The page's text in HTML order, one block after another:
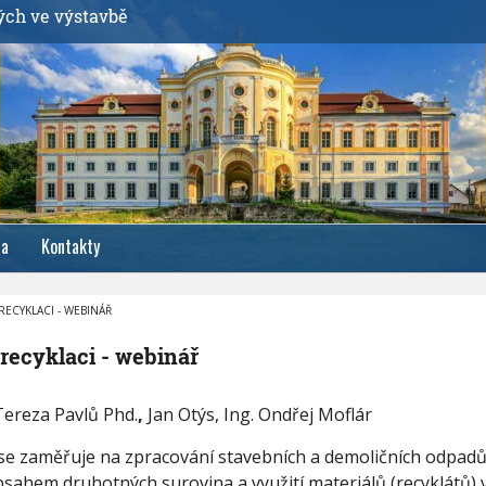
ve výstavbě
Kontakty
- WEBINÁŘ
- webinář
Pavlů Phd., Jan Otýs, Ing. Ondřej Moflár
zaměřuje na zpracování stavebních a demoličních